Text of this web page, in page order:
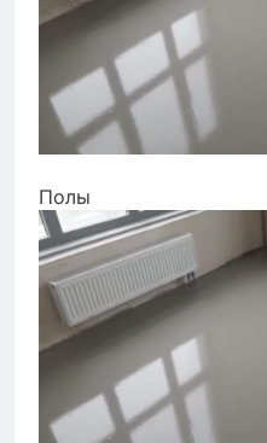
Полы